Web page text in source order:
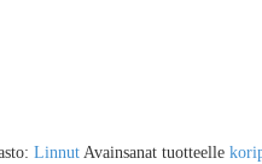
Linnut Avainsanat tuotteelle